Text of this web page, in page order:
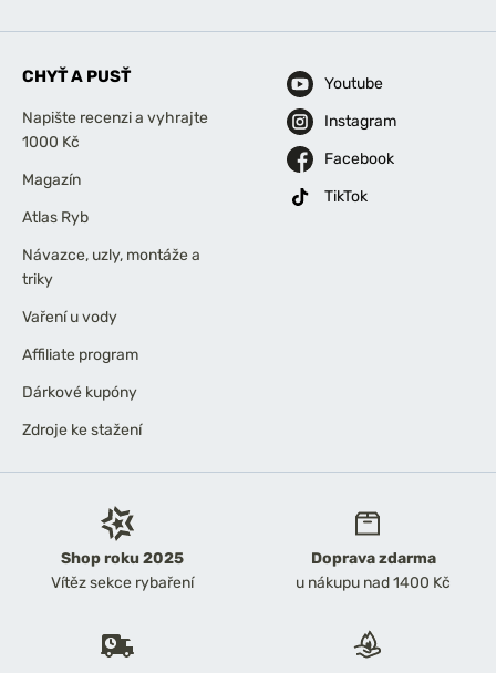
Shop roku 2025
Vítěz sekce rybaření
Doprava zdarma
u nákupu nad 1400 Kč
CHYŤ A PUSŤ
Napište recenzi a vyhrajte
1000 Kč
Magazín
Atlas Ryb
Návazce, uzly, montáže a
triky
Vaření u vody
Affiliate program
Dárkové kupóny
Zdroje ke stažení
Youtube
Instagram
Facebook
TikTok